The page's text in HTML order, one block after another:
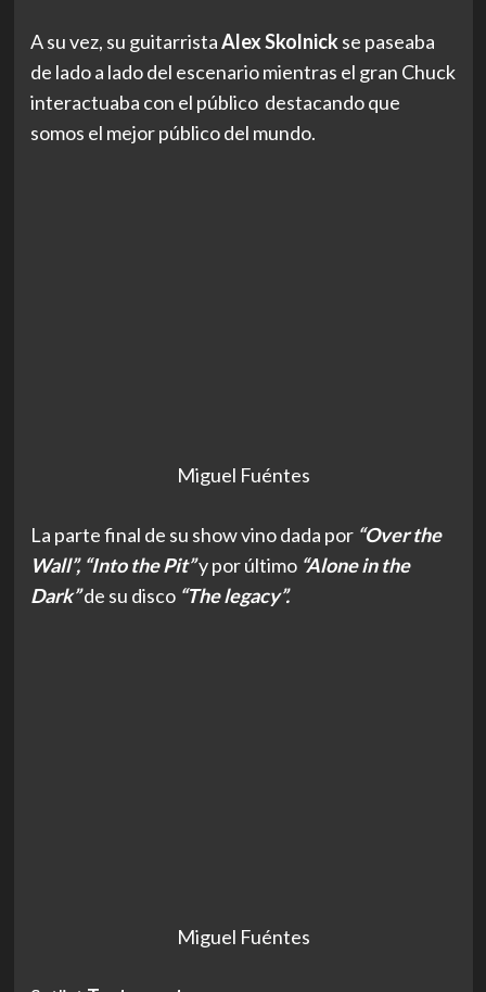
A su vez, su guitarristaAlex Skolnickse paseaba
de lado a lado del escenario mientras el gran Chuck
interactuaba con el público destacando que
somos el mejor público del mundo.
Miguel Fuéntes
La parte final de su show vino dada por “Over the
Wall”, “Into the Pit”y por último “Alone in the
Dark”de su disco“The legacy”.
Miguel Fuéntes